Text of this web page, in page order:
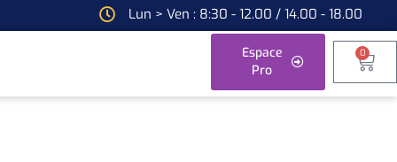
Lun > Ven : 8:30 - 12.00 / 14.00 - 18.00
Espace
Pro
0